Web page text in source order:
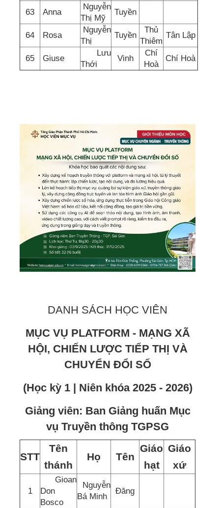
63 Anna
Nguyễn
Thị Mỹ
Tuyền
64 Rosa
Nguyễn
Thị
Tuyền
Thủ
Thiêm
Tân Lập
65 Giuse
Lưu
Thới
Vinh
Chí
Hoà
Chí Hoà
DANH SÁCH HỌC VIÊN
MỤC VỤ PLATFORM - MẠNG XÃ
HỘI, CHIẾN LƯỢC TIẾP THỊ VÀ
CHUYỂN ĐỔI SỐ
(Học kỳ 1 | Niên khóa 2025 - 2026)
Giảng viên: Ban Giảng huấn Mục
vụ Truyền thông TGPSG
STT
Tên
thánh
Họ Tên
Giáo
hạt
Giáo
xứ
1
Gioan
Don
Bosco
Nguyễn
Bá Minh
Đăng